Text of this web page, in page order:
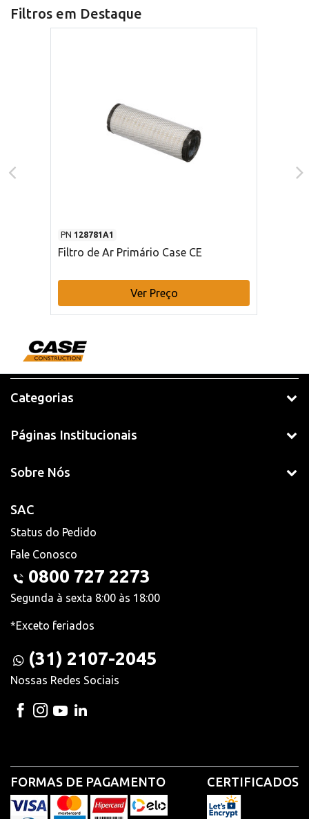
Filtros em Destaque
PN 128781A1
Filtro de Ar Primário Case CE
Ver Preço
Categorias
Páginas Institucionais
Sobre Nós
SAC
Status do Pedido
Fale Conosco
0800 727 2273
Segunda à sexta 8:00 às 18:00
*Exceto feriados
(31) 2107-2045
Nossas Redes Sociais
FORMAS DE PAGAMENTO CERTIFICADOS